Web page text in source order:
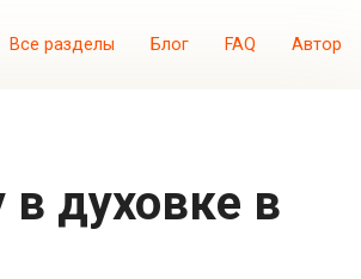
Все разделы Блог FAQ Автор